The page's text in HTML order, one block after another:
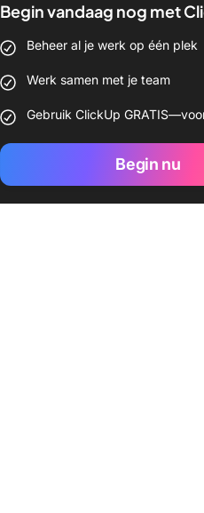
Begin vandaag nog met
Beheer al je werk op één plek
Werk samen met je team
Gebruik ClickUp
Begin nu